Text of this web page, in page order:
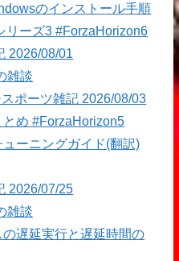
のインストール手順
リーズ3 #ForzaHorizon6
2026/08/01
雑談
ポーツ雑記 2026/08/03
め #ForzaHorizon5
ーニングガイド(翻訳)
2026/07/25
雑談
遅延実行と遅延時間の